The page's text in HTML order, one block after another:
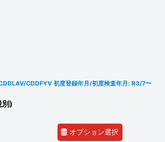
CDDFYV 初度登録年月/初度検査年月: R3/7〜
別)
オプション選択